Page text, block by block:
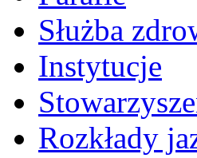
Służba
Instytucje
Rozkłady